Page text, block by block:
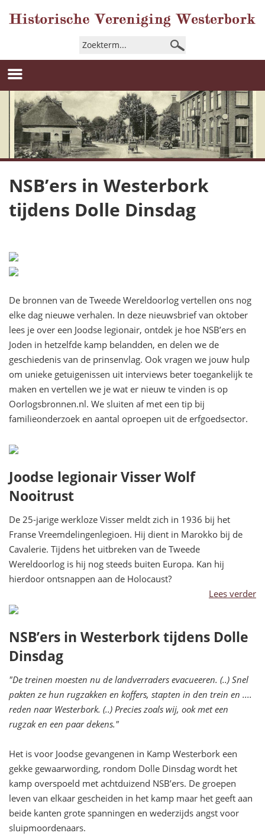
NSB’ers in Westerbork
tijdens Dolle Dinsdag
De bronnen van de Tweede Wereldoorlog vertellen ons nog
elke dag nieuwe verhalen. In deze nieuwsbrief van oktober
lees je over een Joodse legionair, ontdek je hoe NSB’ers en
Joden in hetzelfde kamp belandden, en delen we de
geschiedenis van de prinsenvlag. Ook vragen we jouw hulp
om unieke getuigenissen uit interviews beter toegankelijk te
maken en vertellen we je wat er nieuw te vinden is op
Oorlogsbronnen.nl. We sluiten af met een tip bij
familieonderzoek en aantal oproepen uit de erfgoedsector.
Joodse legionair Visser Wolf
Nooitrust
De 25-jarige werkloze Visser meldt zich in 1936 bij het
Franse Vreemdelingenlegioen. Hij dient in Marokko bij de
Cavalerie. Tijdens het uitbreken van de Tweede
Wereldoorlog is hij nog steeds buiten Europa. Kan hij
hierdoor ontsnappen aan de Holocaust?
Lees verder
NSB’ers in Westerbork tijdens Dolle
Dinsdag
"De treinen moesten nu de landverraders evacueeren. (..) Snel
pakten ze hun rugzakken en koffers, stapten in den trein en ....
reden naar Westerbork. (..) Precies zoals wij, ook met een
rugzak en een paar dekens."
Het is voor Joodse gevangenen in Kamp Westerbork een
gekke gewaarwording, rondom Dolle Dinsdag wordt het
kamp overspoeld met achtduizend NSB’ers. De groepen
leven van elkaar gescheiden in het kamp maar het geeft aan
beide kanten grote spanningen en wederzijds angst voor
sluipmoordenaars.